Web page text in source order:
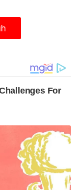
Malaysia
dan
supaya
terbaik
yang
masing di
keadaan
yang
kawasan lain